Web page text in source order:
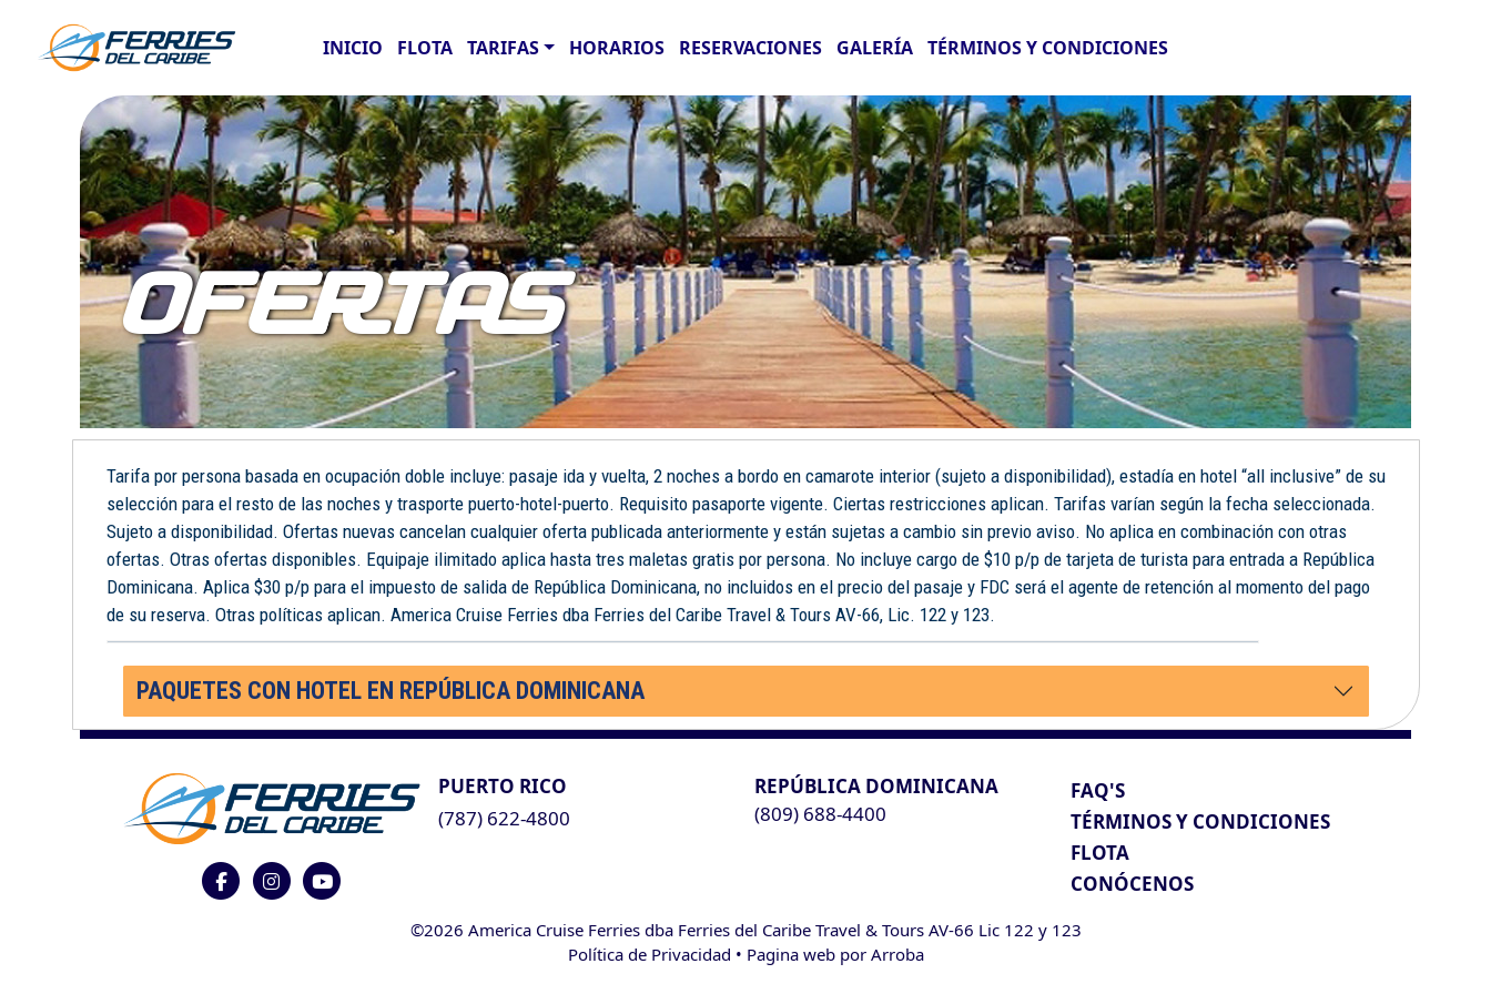
INICIO FLOTA TARIFAS HORARIOS RESERVACIONES GALERÍA TÉRMINOS Y CONDICIONES
OFERTAS
Tarifa por persona basada en ocupación doble incluye: pasaje ida y vuelta, 2 noches a bordo en camarote interior (sujeto a disponibilidad), estadía en hotel “all inclusive” de su
selección para el resto de las noches y trasporte puerto-hotel-puerto. Requisito pasaporte vigente. Ciertas restricciones aplican. Tarifas varían según la fecha seleccionada.
Sujeto a disponibilidad. Ofertas nuevas cancelan cualquier oferta publicada anteriormente y están sujetas a cambio sin previo aviso. No aplica en combinación con otras
ofertas. Otras ofertas disponibles. Equipaje ilimitado aplica hasta tres maletas gratis por persona. No incluye cargo de $10 p/p de tarjeta de turista para entrada a República
Dominicana. Aplica $30 p/p para el impuesto de salida de República Dominicana, no incluidos en el precio del pasaje y FDC será el agente de retención al momento del pago
de su reserva. Otras políticas aplican. America Cruise Ferries dba Ferries del Caribe Travel & Tours AV-66, Lic. 122 y 123.
PAQUETES CON HOTEL EN REPÚBLICA DOMINICANA
PUERTO RICO
(787) 622-4800
REPÚBLICA DOMINICANA
(809) 688-4400
FAQ'S
TÉRMINOS Y CONDICIONES
FLOTA
CONÓCENOS
©2026 America Cruise Ferries dba Ferries del Caribe Travel & Tours AV-66 Lic 122 y 123
Política de Privacidad • Pagina web por Arroba